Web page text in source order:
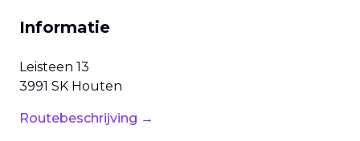
Informatie
Leisteen 13
3991 SK Houten
Routebeschrijving →